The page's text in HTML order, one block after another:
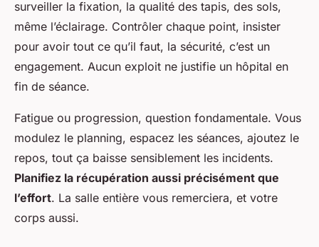
surveiller la fixation, la qualité des tapis, des sols,
même l’éclairage. Contrôler chaque point, insister
pour avoir tout ce qu’il faut, la sécurité, c’est un
engagement. Aucun exploit ne justifie un hôpital en
fin de séance.
Fatigue ou progression, question fondamentale. Vous
modulez le planning, espacez les séances, ajoutez le
repos, tout ça baisse sensiblement les incidents.
Planifiez la récupération aussi précisément que
l’effort. La salle entière vous remerciera, et votre
corps aussi.